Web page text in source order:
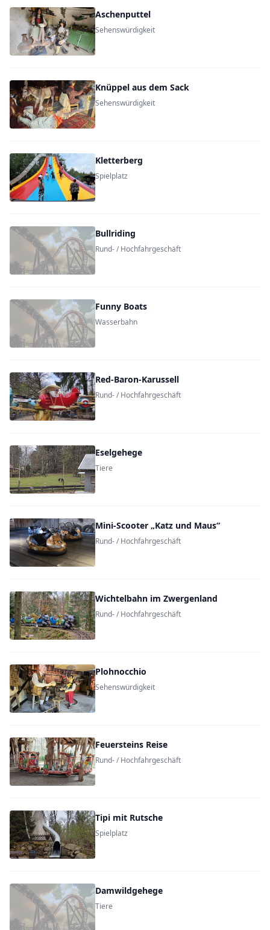
Aschenputtel
Sehenswürdigkeit
Knüppel aus dem Sack
Sehenswürdigkeit
Kletterberg
Spielplatz
Bullriding
Rund- / Hochfahrgeschäft
Funny Boats
Wasserbahn
Red-Baron-Karussell
Rund- / Hochfahrgeschäft
Eselgehege
Tiere
Mini-Scooter „Katz und Maus“
Rund- / Hochfahrgeschäft
Wichtelbahn im Zwergenland
Rund- / Hochfahrgeschäft
Plohnocchio
Sehenswürdigkeit
Feuersteins Reise
Rund- / Hochfahrgeschäft
Tipi mit Rutsche
Spielplatz
Damwildgehege
Tiere